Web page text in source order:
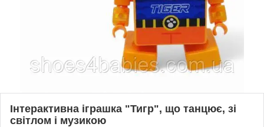
Інтерактивна іграшка "Тигр", що танцює, зі
світлом і музикою